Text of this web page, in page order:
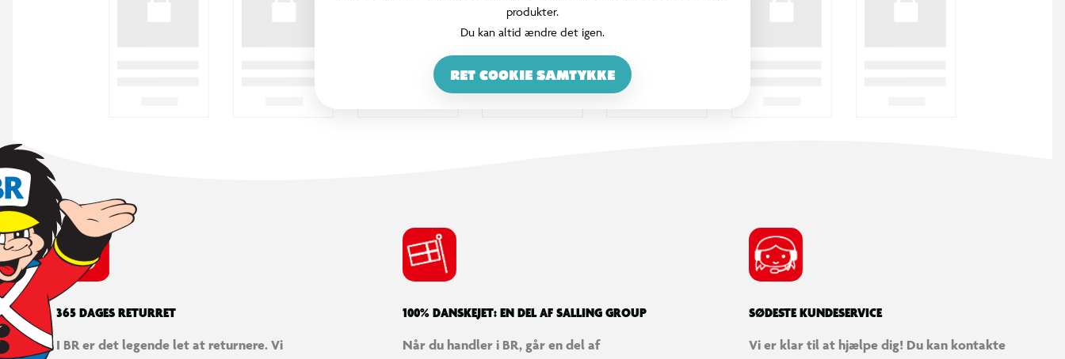
produkter.
Du kan altid ændre det igen.
RET COOKIE SAMTYKKE
365 DAGES RETURRET
I BR er det legende let at returnere. Vi
100% DANSKEJET: EN DEL AF SALLING GROUP
Når du handler i BR, går en del af
SØDESTE KUNDESERVICE
Vi er klar til at hjælpe dig! Du kan kontakte